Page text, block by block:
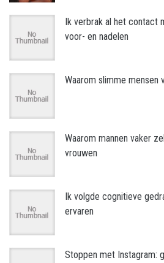
Ik verbrak al het contact
voor- en nadelen
Waarom slimme mensen
Waarom mannen vaker
vrouwen
Ik volgde cognitieve
ervaren
Stoppen met Instagram: